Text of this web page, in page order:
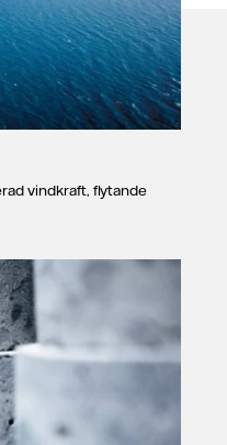
vindkraft, flytande